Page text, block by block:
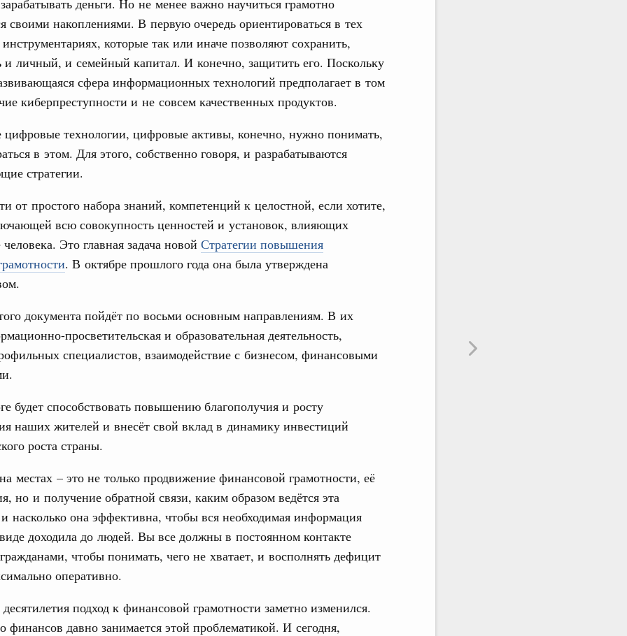
деньги. Но не менее важно научиться грамотно
своими накоплениями. В первую очередь ориентироваться в тех
которые так или иначе позволяют сохранить,
личный, и семейный капитал. И конечно, защитить его. Поскольку
сфера информационных технологий предполагает в том
киберпреступности и не совсем качественных продуктов.
технологии, цифровые активы, конечно, нужно понимать,
в этом. Для этого, собственно говоря, и разрабатываются
стратегии.
от простого набора знаний, компетенций к целостной, если хотите,
всю совокупность ценностей и установок, влияющих
Это главная задача новой Стратегии повышения
. В октябре прошлого года она была утверждена
документа пойдёт по восьми основным направлениям. В их
просветительская и образовательная деятельность,
специалистов, взаимодействие с бизнесом, финансовыми
будет способствовать повышению благополучия и росту
наших жителей и внесёт свой вклад в динамику инвестиций
роста страны.
местах – это не только продвижение финансовой грамотности, её
но и получение обратной связи, каким образом ведётся эта
и насколько она эффективна, чтобы вся необходимая информация
доходила до людей. Вы все должны в постоянном контакте
чтобы понимать, чего не хватает, и восполнять дефицит
оперативно.
подход к финансовой грамотности заметно изменился.
финансов давно занимается этой проблематикой. И сегодня,
инвестиционного климата, разработка
общественного капитала, развитие креативной
обсуждались вопросы сотрудничества со странами
вторник
Мурманской области Андреем
комплекса
с губернатором Ленинградской
округе качество коммунальных
тысяч человек
«жизненные ситуации» дополнены
спорт
спорта впервые пройдут в рамках
гостеприимства в Российской
Михаил Мишустин ознакомился с
развития внутреннего туризма.
понедельник
Защита прав потребителей
по развитию цифровых платформ
р